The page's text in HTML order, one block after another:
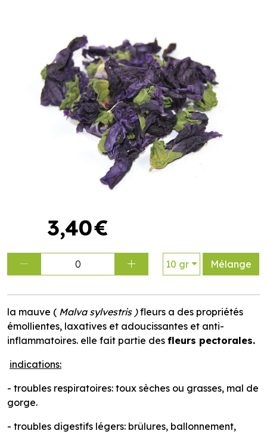
3,40€
0 10 gr Mélange
la mauve ( Malva sylvestris )fleurs a des propriétés
émollientes, laxatives et adoucissantes et anti-
inflammatoires. elle fait partie des fleurs pectorales.
indications:
- troubles respiratoires: toux sèches ou grasses, mal de
gorge.
- troubles digestifs légers: brûlures, ballonnement,